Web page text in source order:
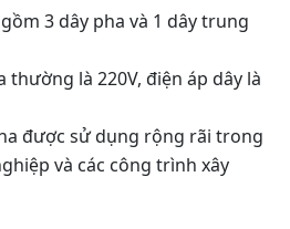
3 dây pha và 1 dây trung
thường là 220V, điện áp dây là
được sử dụng rộng rãi trong
và các công trình xây